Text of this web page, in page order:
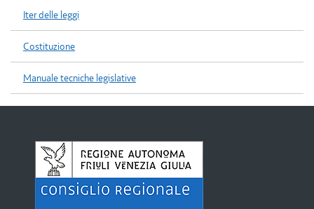
Iter delle leggi
Costituzione
Manuale tecniche legislative